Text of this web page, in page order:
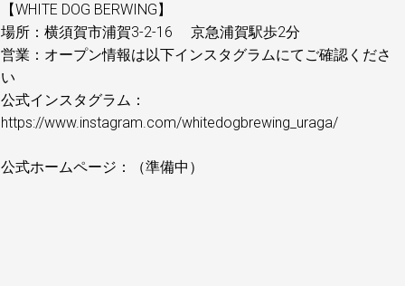
【WHITE DOG BERWING】
場所：横須賀市浦賀3-2-16 京急浦賀駅歩2分
営業：オープン情報は以下インスタグラムにてご確認くださ
い
公式インスタグラム：
https://www.instagram.com/whitedogbrewing_uraga/
公式ホームページ：（準備中）